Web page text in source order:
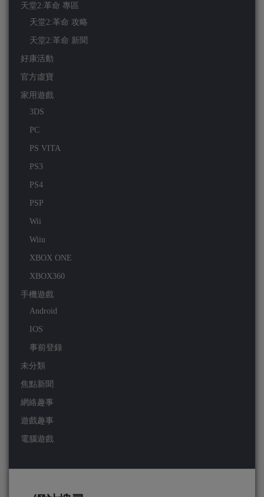
天堂2:革命 專區
天堂2:革命 攻略
天堂2:革命 新聞
好康活動
官方虛寶
家用遊戲
3DS
PC
PS VITA
PS3
PS4
PSP
Wii
Wiiu
XBOX ONE
XBOX360
手機遊戲
Android
IOS
事前登錄
未分類
焦點新聞
網絡趣事
遊戲趣事
電腦遊戲